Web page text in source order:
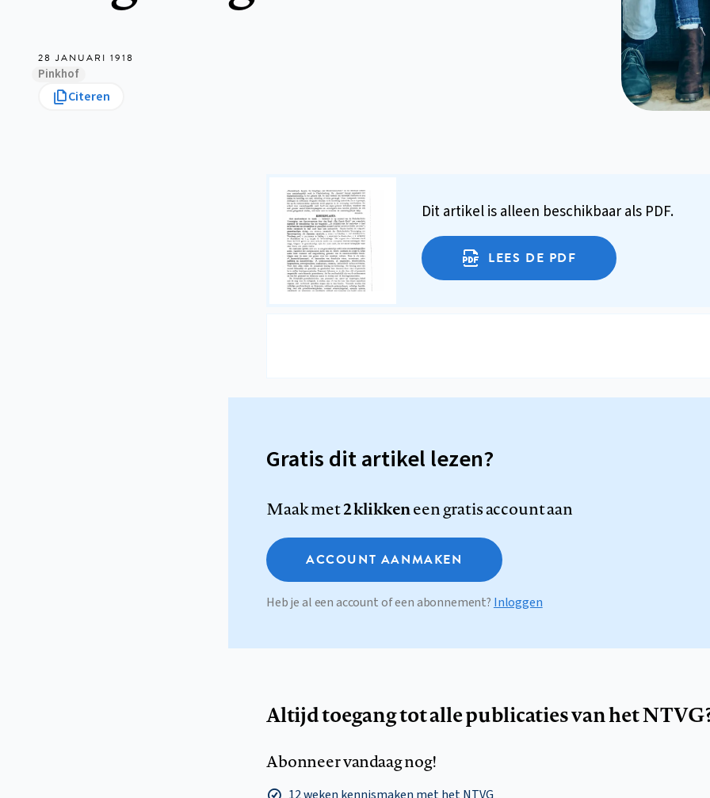
28 JANUARI 1918
Pinkhof
Citeren
Dit artikel is alleen beschikbaar als PDF.
LEES DE PDF
Gratis dit artikel lezen?
Maak met2 klikkeneen gratis account aan
ACCOUNT AANMAKEN
Heb je al een account of een abonnement? Inloggen
Altijd toegang tot alle publicaties van het
Abonneer vandaag nog!